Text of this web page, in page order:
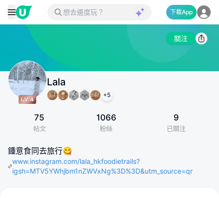
下載App
關注
Lala
+5
75
帖文
1066
粉絲
9
已關注
鍾意食同去旅行😋
www.instagram.com/lala_hkfoodietrails?
igsh=MTV5YWhjbm1nZWVxNg%3D%3D&utm_source=qr